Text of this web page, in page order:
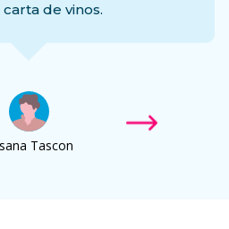
de vinos.
Tascon